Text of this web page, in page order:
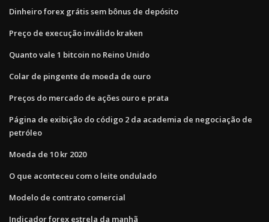
Dinheiro forex grátis sem bônus de depósito
Preço de execução inválido kraken
Quanto vale 1 bitcoin no Reino Unido
Colar de pingente de moeda de ouro
Preços do mercado de ações ouro e prata
Página de exibição do código 2 da academia de negociação de
petróleo
Moeda de 10 kr 2020
O que aconteceu com o leite ondulado
Modelo de contrato comercial
Indicador forex estrela da manhã